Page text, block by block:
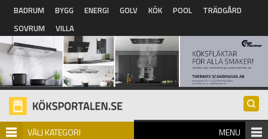
Hoppa till huvudinnehåll
BADRUM BYGG ENERGI GOLV KÖK POOL
TRÄDGÅRD
SOVRUM
VILLA
VÄLJ KATEGORI MENU